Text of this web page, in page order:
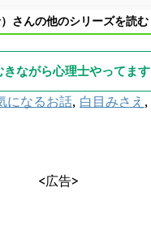
さんの他のシリーズを読む
きながら心理士やってます
になるお話, 白目みさえ ,
<広告>